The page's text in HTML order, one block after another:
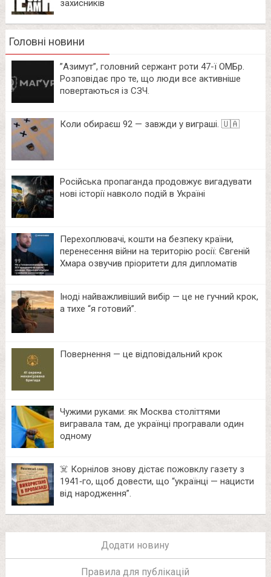
захисників
Головні новини
⁨”Азимут”, головний сержант роти 47-ї ОМБр.
Розповідає про те, що люди все активніше
повертаються із СЗЧ.
Коли обираєш 92 — завжди у виграші. 🇺🇦
Російська пропаганда продовжує вигадувати
нові історії навколо подій в Україні
Перехоплювачі, кошти на безпеку країни,
перенесення війни на територію росії: Євгеній
Хмара озвучив пріоритети для дипломатів
Іноді найважливіший вибір — це не гучний крок,
а тихе “я готовий”.
Повернення — це відповідальний крок
Чужими руками: як Москва століттями
вигравала там, де українці програвали один
одному
☠️ Корнілов знову дістає пожовклу газету з
1941‑го, щоб довести, що “українці — нацисти
від народження”.
Додати новину
Правила для публікацій